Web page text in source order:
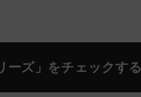
ーズ」をチェックする